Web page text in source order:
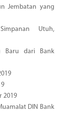
Jembatan yang
Utuh,
Baru dari Bank
2019
DIN Bank